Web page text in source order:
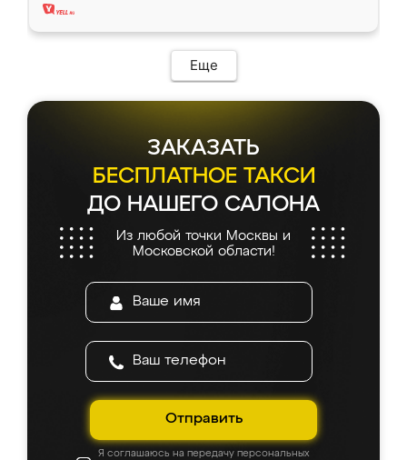
Еще
ЗАКАЗАТЬ
БЕСПЛАТНОЕ ТАКСИ
ДО НАШЕГО САЛОНА
Из любой точки Москвы и
Московской области!
Отправить
Я соглашаюсь на передачу персональных